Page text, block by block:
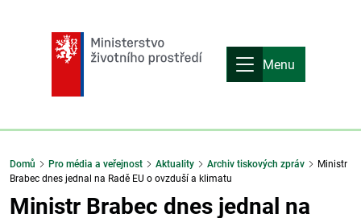
Menu
Domů Pro média a veřejnost Aktuality Archiv tiskových zpráv
Ministr
Brabec dnes jednal na Radě EU o ovzduší a klimatu
Ministr Brabec dnes jednal na